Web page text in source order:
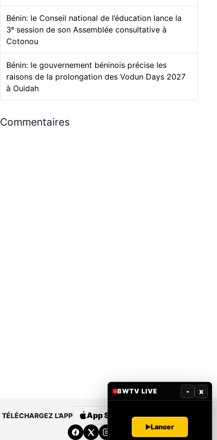
Bénin: le Conseil national de l’éducation lance la
3ᵉ session de son Assemblée consultative à
Cotonou
Bénin: le gouvernement béninois précise les
raisons de la prolongation des Vodun Days 2027
à Ouidah
Commentaires
TÉLÉCHARGEZ L’APP App Store Google Play
BWTV LIVE - x
Lancer